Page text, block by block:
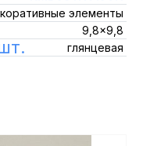
элементы
9,8x9,8
глянцевая